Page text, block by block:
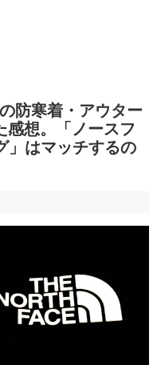
防寒着・アウター
感想。「ノースフ
」はマッチするの